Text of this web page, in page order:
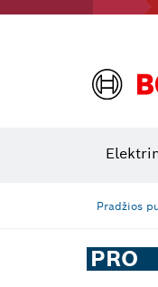
Pradžios
PRO